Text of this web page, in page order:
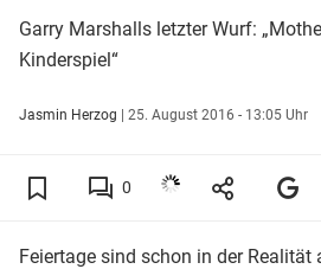
Garry Marshalls letzter Wurf:
Kinderspiel“
Jasmin Herzog | 25. August 2016 - 13:05 Uhr
0
Feiertage sind schon in der Realität